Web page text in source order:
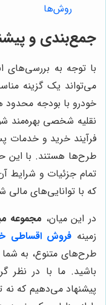
روش‌ها
جمع‌بندی و
با توجه به بررسی‌های
می‌تواند یک گزینه
خودرو با بودجه محدود
نقلیه شخصی بهره‌مند
فرآیند خرید و خدمات
طرح‌ها هستند. با این
تمام جزئیات و شرایط
که با توانایی‌های مالی
در این میان، مجموعه
زمینه فروش اقساطی
طرح‌های متنوع، به شما
باشید. ما با در نظر
پیشنهاد می‌دهیم که نه